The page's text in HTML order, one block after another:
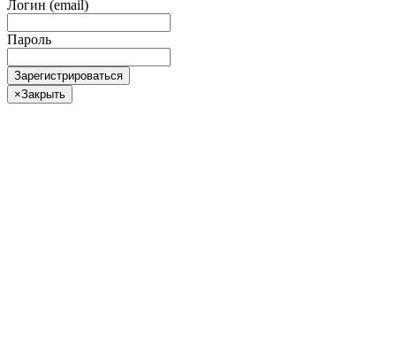
Логин (email)
Пароль
Зарегистрироваться
×Закрыть